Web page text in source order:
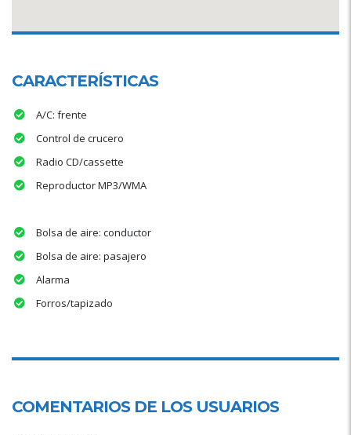
CARACTERÍSTICAS
A/C: frente
Control de crucero
Radio CD/cassette
Reproductor MP3/WMA
Bolsa de aire: conductor
Bolsa de aire: pasajero
Alarma
Forros/tapizado
COMENTARIOS DE LOS USUARIOS